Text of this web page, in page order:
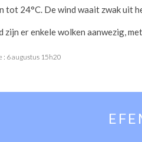
tot 24°C. De wind waait zwak uit
zijn er enkele wolken aanwezig,
: 6 augustus 15h20